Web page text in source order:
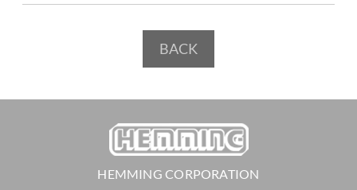
BACK
HEMMING CORPORATION